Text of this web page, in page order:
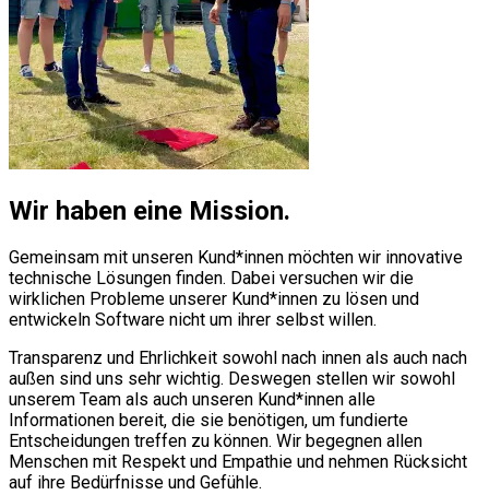
Wir haben eine Mission.
Gemeinsam mit unseren Kund*innen möchten wir innovative
technische Lösungen finden. Dabei versuchen wir die
wirklichen Probleme unserer Kund*innen zu lösen und
entwickeln Software nicht um ihrer selbst willen.
Transparenz und Ehrlichkeit sowohl nach innen als auch nach
außen sind uns sehr wichtig. Deswegen stellen wir sowohl
unserem Team als auch unseren Kund*innen alle
Informationen bereit, die sie benötigen, um fundierte
Entscheidungen treffen zu können. Wir begegnen allen
Menschen mit Respekt und Empathie und nehmen Rücksicht
auf ihre Bedürfnisse und Gefühle.